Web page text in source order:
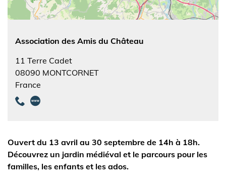
Association des Amis du Château
11 Terre Cadet
08090 MONTCORNET
France
Ouvert du 13 avril au 30 septembre de 14h à 18h.
Découvrez un jardin médiéval et le parcours pour les
familles, les enfants et les ados.